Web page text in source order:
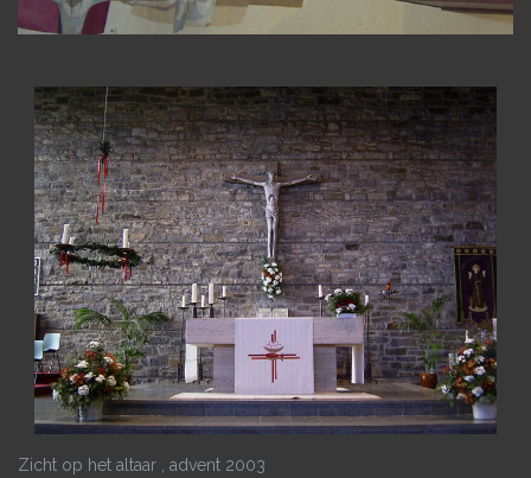
Zicht op het altaar , advent 2003